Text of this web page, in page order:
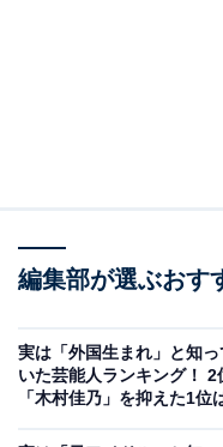
編集部が選ぶおす
実は「外国生まれ」と知っ
いた芸能人ランキング！ 2
「木村佳乃」を抑えた1位